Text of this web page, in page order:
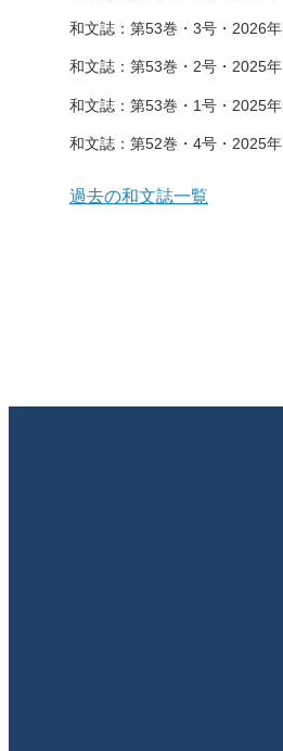
和文誌：第53巻・3号・2026年
和文誌：第53巻・2号・2025年
和文誌：第53巻・1号・2025年
和文誌：第52巻・4号・2025年
過去の和文誌一覧